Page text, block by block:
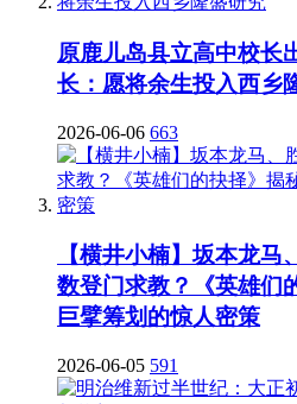
原鹿儿岛县立高中校长
长：愿将余生投入西乡
2026-06-06 663
【横井小楠】坂本龙
数登门求教？《英雄们
巨擘筹划的惊人密策
2026-06-05 591